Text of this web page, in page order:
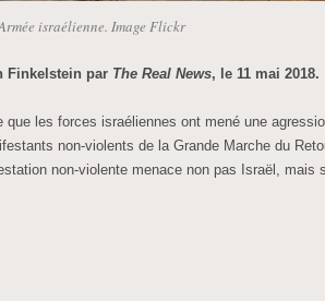
israélienne. Image Flickr
Finkelstein par The Real News, le 11 mai 2018.
que les forces israéliennes ont mené une
non-violents de la Grande Marche du
non-violente menace non pas Israël, mais